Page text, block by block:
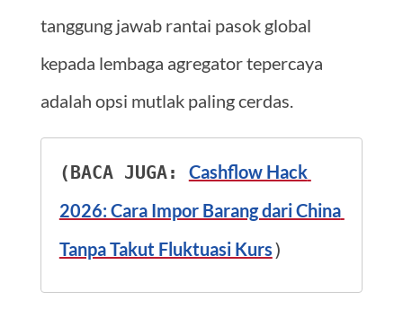
tanggung jawab rantai pasok global
kepada lembaga agregator tepercaya
adalah opsi mutlak paling cerdas.
(BACA JUGA: Cashflow Hack
2026: Cara Impor Barang dari China
Tanpa Takut Fluktuasi Kurs)